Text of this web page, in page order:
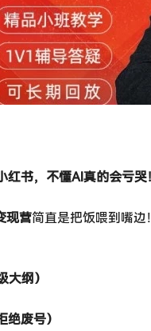
红书，不懂AI真的会亏
现营简直是把饭喂到嘴边
纲）
废号）